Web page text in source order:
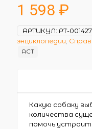
1 598 ₽
АРТИКУЛ: РТ-
энциклопедии
АСТ
Какую собаку
количества
помочь